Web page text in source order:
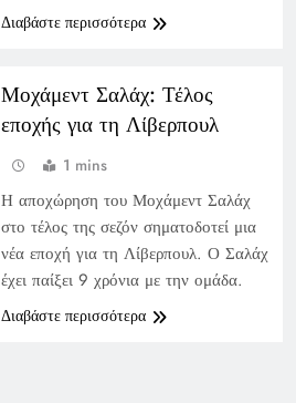
Διαβάστε περισσότερα
Μοχάμεντ Σαλάχ: Τέλος
εποχής για τη Λίβερπουλ
1 mins
Η αποχώρηση του Μοχάμεντ Σαλάχ
στο τέλος της σεζόν σηματοδοτεί μια
νέα εποχή για τη Λίβερπουλ. Ο Σαλάχ
έχει παίξει 9 χρόνια με την ομάδα.
Διαβάστε περισσότερα